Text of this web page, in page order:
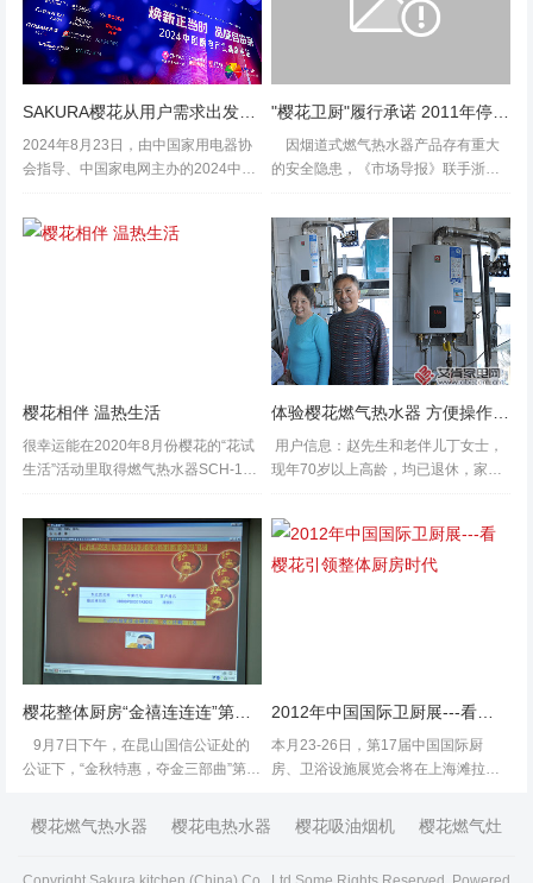
2024年8月23日，由中国家用电器协
会指导、中国家电网主办的2024中国
式启幕。本次论坛集合行业代表、专
家学者、知名设计师、热门UP主等欢
因烟道式燃气热水器产品存有重大
的安全隐患，《市场导报》联手浙江
汰。日前，樱花卫厨(中国)股份有限公
司向本报作出通报，该公司已履行此
前的承诺，在新的一年(即2011年)
里...
樱花相伴 温热生活
很幸运能在2020年8月份樱花的“花试
生活”活动里取得燃气热水器SCH-16
里最惊喜的好消息。 20年疫情期间一
直没有上班，在...
用户信息：赵先生和老伴儿丁女士，
现年70岁以上高龄，均已退休，家住
号：樱花“Q智恒温”系列燃气热水器S
EH-10E79&...
9月7日下午，在昆山国信公证处的
公证下，“金秋特惠，夺金三部曲”第一
期20名幸运客户。中奖名单已在樱花
本月23-26日，第17届中国国际厨
房、卫浴设施展览会将在上海滩拉开
也是建设住宅领域内的第一大展，本
樱花燃气热水器 樱花电热水器 樱花吸油烟机 樱花燃气灶